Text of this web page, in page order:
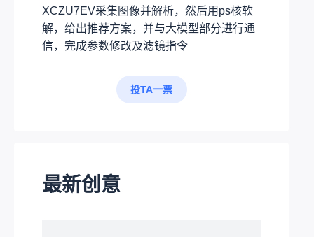
XCZU7EV采集图像并解析，然后用ps核软
解，给出推荐方案，并与大模型部分进行通
信，完成参数修改及滤镜指令
投TA一票
最新创意